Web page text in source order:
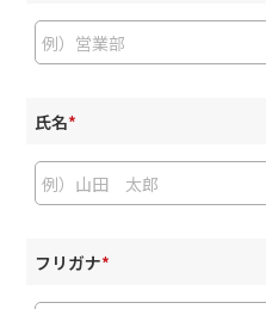
氏名*
フリガナ*